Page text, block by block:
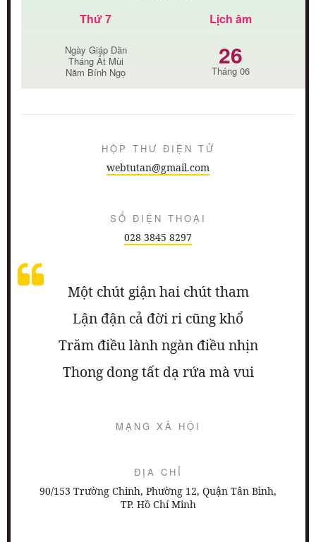
Thứ 7
Ngày Giáp Dần
Tháng Ất Mùi
Năm Bính Ngọ
Lịch âm
26
Tháng 06
HỘP THƯ ĐIỆN TỬ
webtutan@gmail.com
SỐ ĐIỆN THOẠI
028 3845 8297
Một chút giận hai chút tham
Lận đận cả đời ri cũng khổ
Trăm điều lành ngàn điều nhịn
Thong dong tất dạ rứa mà vui
MẠNG XÃ HỘI
ĐỊA CHỈ
90/153 Trường Chinh, Phường 12, Quận Tân Bình,
TP. Hồ Chí Minh